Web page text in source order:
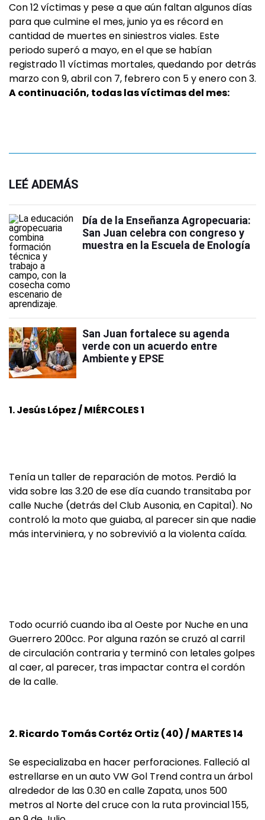
Con 12 víctimas y pese a que aún faltan algunos días
para que culmine el mes, junio ya es récord en
cantidad de muertes en siniestros viales. Este
periodo superó a mayo, en el que se habían
registrado 11 víctimas mortales, quedando por detrás
marzo con 9, abril con 7, febrero con 5 y enero con 3.
A continuación, todas las víctimas del mes:
LEÉ ADEMÁS
Día de la Enseñanza Agropecuaria:
San Juan celebra con congreso y
muestra en la Escuela de Enología
San Juan fortalece su agenda
verde con un acuerdo entre
Ambiente y EPSE
1. Jesús López / MIÉRCOLES 1
Tenía un taller de reparación de motos. Perdió la
vida sobre las 3.20 de ese día cuando transitaba por
calle Nuche (detrás del Club Ausonia, en Capital). No
controló la moto que guiaba, al parecer sin que nadie
más interviniera, y no sobrevivió a la violenta caída.
Todo ocurrió cuando iba al Oeste por Nuche en una
Guerrero 200cc. Por alguna razón se cruzó al carril
de circulación contraria y terminó con letales golpes
al caer, al parecer, tras impactar contra el cordón
de la calle.
2. Ricardo Tomás Cortéz Ortiz (40) / MARTES 14
Se especializaba en hacer perforaciones. Falleció al
estrellarse en un auto VW Gol Trend contra un árbol
alrededor de las 0.30 en calle Zapata, unos 500
metros al Norte del cruce con la ruta provincial 155,